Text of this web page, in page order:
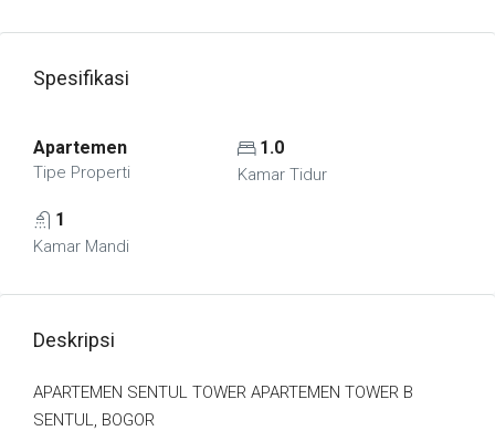
Spesifikasi
Apartemen
Tipe Properti
1.0
Kamar Tidur
1
Kamar Mandi
Deskripsi
APARTEMEN SENTUL TOWER APARTEMEN TOWER B
SENTUL, BOGOR